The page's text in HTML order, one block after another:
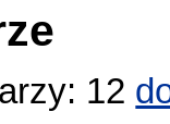
12